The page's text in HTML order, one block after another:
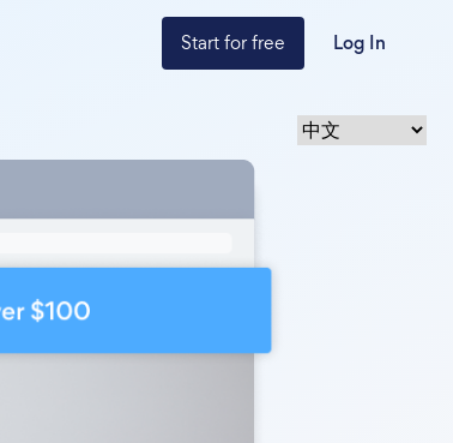
Start for free Log In